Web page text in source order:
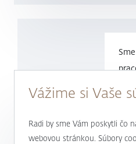
Vážime si Vaše
Radi by sme Vám poskytli čo
webovou stránkou. Súbory